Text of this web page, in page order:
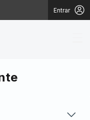
Entrar